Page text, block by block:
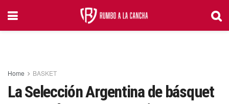
Home BASKET
La Selección Argentina de básquet